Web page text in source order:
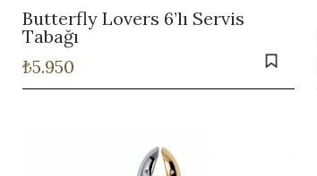
Butterfly Lovers 6’lı Servis
Tabağı
₺5.950